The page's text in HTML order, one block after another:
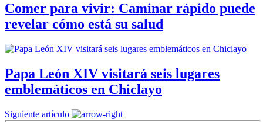
Comer para vivir: Caminar rápido puede
revelar cómo está su salud
Papa León XIV visitará seis lugares
emblemáticos en Chiclayo
Siguiente artículo